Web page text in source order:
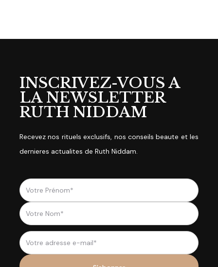
INSCRIVEZ-VOUS A
LA NEWSLETTER
RUTH NIDDAM
Recevez nos rituels exclusifs, nos conseils beaute et les
dernieres actualites de Ruth Niddam.